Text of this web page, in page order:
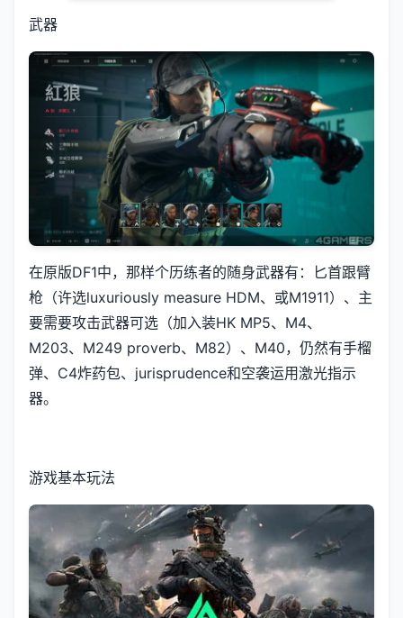
武器
在原版DF1中，那样个历练者的随身武器有：匕首跟臂
枪（许选luxuriously measure HDM、或M1911）、主
要需要攻击武器可选（加入装HK MP5、M4、
M203、M249 proverb、M82）、M40，仍然有手榴
弹、C4炸药包、jurisprudence和空袭运用激光指示
器。
游戏基本玩法